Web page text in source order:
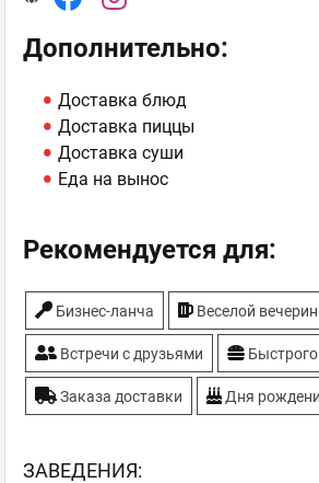
Дополнительно:
Доставка блюд
Доставка пиццы
Доставка суши
Еда на вынос
Рекомендуется для:
Бизнес-ланча Веселой
Встречи с друзьями
Заказа доставки Дня
ЗAВЕДЕНИЯ: